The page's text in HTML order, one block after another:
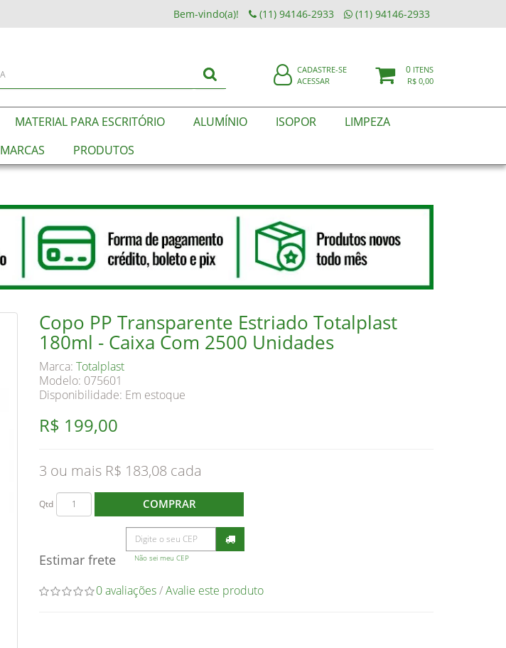
Bem-vindo(a)! (11) 94146-2933 (11) 94146-2933
CADASTRE-SE
ACESSAR
0 ITENS
R$ 0,00
MATERIAL PARA ESCRITÓRIO ALUMÍNIO ISOPOR
LIMPEZA
MARCAS PRODUTOS
Copo PP Transparente Estriado Totalplast
180ml - Caixa Com 2500 Unidades
Marca: Totalplast
Modelo: 075601
Disponibilidade: Em estoque
R$ 199,00
3 ou mais R$ 183,08
Qtd COMPRAR
Estimar frete Não sei meu CEP
0 avaliações/Avalie este produto